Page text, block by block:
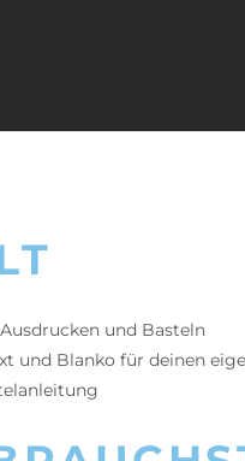
und Basteln
und Blanko für deinen